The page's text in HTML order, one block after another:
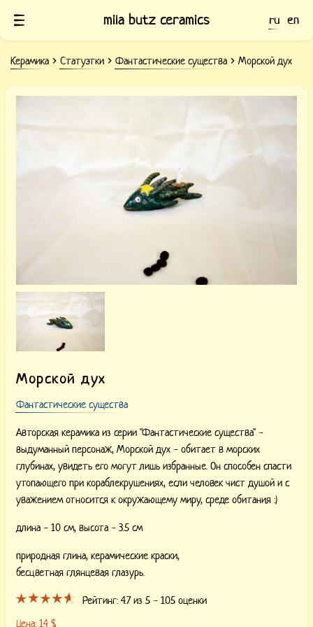
mila butz ceramics ru en
Керамика Статуэтки Фантастические существа Морской дух
Керамическая фигурка Морской дух
Морской дух
Фантастические существа
Авторская керамика из серии "Фантастические существа" -
выдуманный персонаж, Морской дух - обитает в морских
глубинах, увидеть его могут лишь избранные. Он способен спасти
утопающего при кораблекрушениях, если человек чист душой и с
уважением относится к окружающему миру, среде обитания :)
длина - 10 см, высота - 3.5 см
природная глина, керамические краски,
бесцветная глянцевая глазурь.
Рейтинг:4.7из 5 -105 оценки
Цена: 14 $